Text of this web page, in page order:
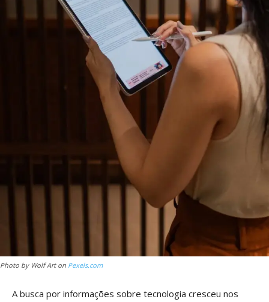
Photo by Wolf Art on Pexels.com
A busca por informações sobre tecnologia cresceu nos